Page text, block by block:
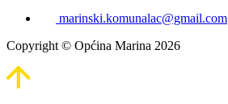
marinski.komunalac@gmail.com
Copyright © Općina Marina 2026